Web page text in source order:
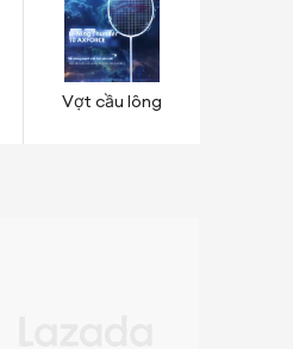
Vợt cầu lông